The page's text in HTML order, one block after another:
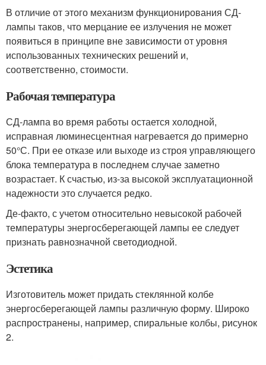
В отличие от этого механизм функционирования СД-
лампы таков, что мерцание ее излучения не может
появиться в принципе вне зависимости от уровня
использованных технических решений и,
соответственно, стоимости.
Рабочая температура
СД-лампа во время работы остается холодной,
исправная люминесцентная нагревается до примерно
50°С. При ее отказе или выходе из строя управляющего
блока температура в последнем случае заметно
возрастает. К счастью, из-за высокой эксплуатационной
надежности это случается редко.
Де-факто, с учетом относительно невысокой рабочей
температуры энергосберегающей лампы ее следует
признать равнозначной светодиодной.
Эстетика
Изготовитель может придать стеклянной колбе
энергосберегающей лампы различную форму. Широко
распространены, например, спиральные колбы, рисунок
2.